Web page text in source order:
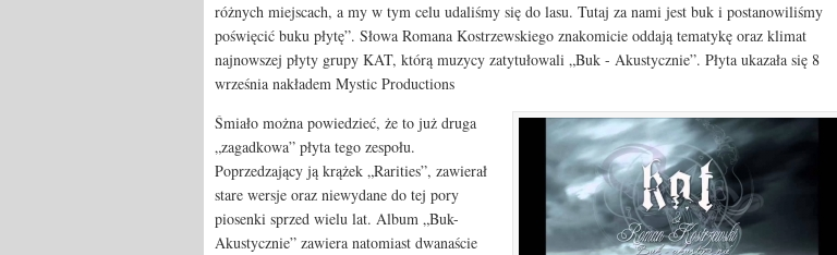
różnych miejscach, a my w tym celu udaliśmy się do lasu. Tutaj za nami jest buk i postanowiliśmy
poświęcić buku płytę”. Słowa Romana Kostrzewskiego znakomicie oddają tematykę oraz klimat
najnowszej płyty grupy KAT, którą muzycy zatytułowali „Buk - Akustycznie”. Płyta ukazała się 8
września nakładem Mystic Productions
Śmiało można powiedzieć, że to już druga
„zagadkowa” płyta tego zespołu.
Poprzedzający ją krążek „Rarities”, zawierał
stare wersje oraz niewydane do tej pory
piosenki sprzed wielu lat. Album „Buk-
Akustycznie” zawiera natomiast dwanaście